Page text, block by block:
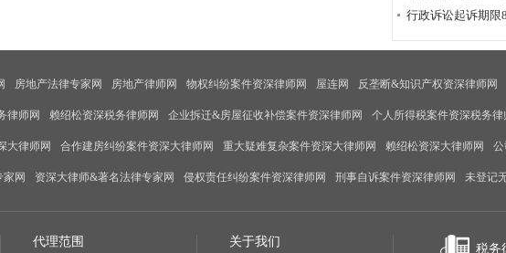
行政诉讼起诉期限
房地产法律专家网 房地产律师网 物权纠纷案件资深律师网 屋连网 反垄断&知识产权资深律师网
律师网 赖绍松资深税务律师网 企业拆迁&房屋征收补偿案件资深律师网 个人所得税案件资深税务律
大律师网 合作建房纠纷案件资深大律师网 重大疑难复杂案件资深大律师网 赖绍松资深大律师网 公
家网 资深大律师&著名法律专家网 侵权责任纠纷案件资深律师网 刑事自诉案件资深律师网 未登记
代理范围 关于我们
税务